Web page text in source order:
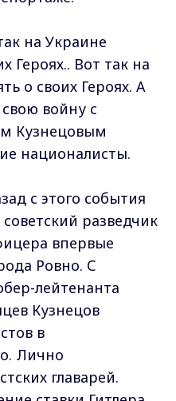
на Украине
Героях.. Вот так на
о своих Героях. А
войну с
Кузнецовым
националисты.
с этого события
разведчик
впервые
Ровно. С
лейтенанта
Кузнецов
в
Лично
главарей.